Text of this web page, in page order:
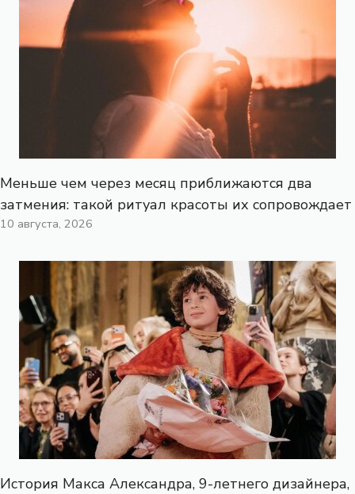
Меньше чем через месяц приближаются два
затмения: такой ритуал красоты их сопровождает
10 августа, 2026
История Макса Александра, 9-летнего дизайнера,